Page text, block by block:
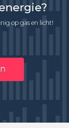
op gas en licht!